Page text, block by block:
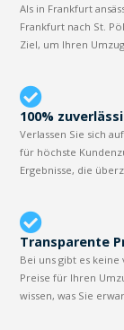
Als in Frankfurt
Frankfurt nach St.
Ziel, um Ihren
100%
Verlassen Sie sich
für höchste
Ergebnisse, die
Transparente
Bei uns gibt es
Preise für Ihren
wissen, was Sie